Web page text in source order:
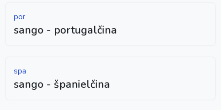
por
sango - portugalčina
spa
sango - španielčina